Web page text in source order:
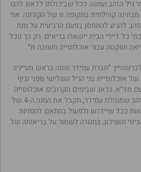
גיל הזהב ועושה ככל שביכולתו לדאוג להם
קהילתית בתקופה זו של הקורונה. אני
להגיע להתחסן בפעם הרביעית על מנת
כל דיירי הבית יישארו בריאים. רק כך נוכל
ושקטה עבור אוכלוסייה חשובה זו”.
“חברת עמידר שמה בראש מעייניה
אוכלוסיית בני הגיל השלישי מפני נגיף
מד”א, נדאג שבימים הקרובים אוכלוסייה
זו, המתגוררת בבתי גיל הזהב שמנהלת עמידר, תקבל את המנה ה-4 של
ככל שיידרש ולפעול בהתאם להנחיות
והשיכון, במטרה לשמור על בריאותה של